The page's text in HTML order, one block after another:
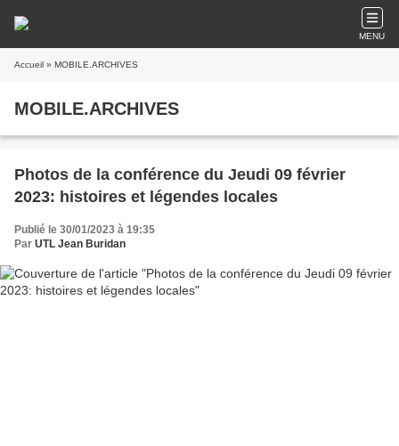
MENU
Accueil » MOBILE.ARCHIVES
MOBILE.ARCHIVES
Photos de la conférence du Jeudi 09 février
2023: histoires et légendes locales
Publié le 30/01/2023 à 19:35
Par UTL Jean Buridan